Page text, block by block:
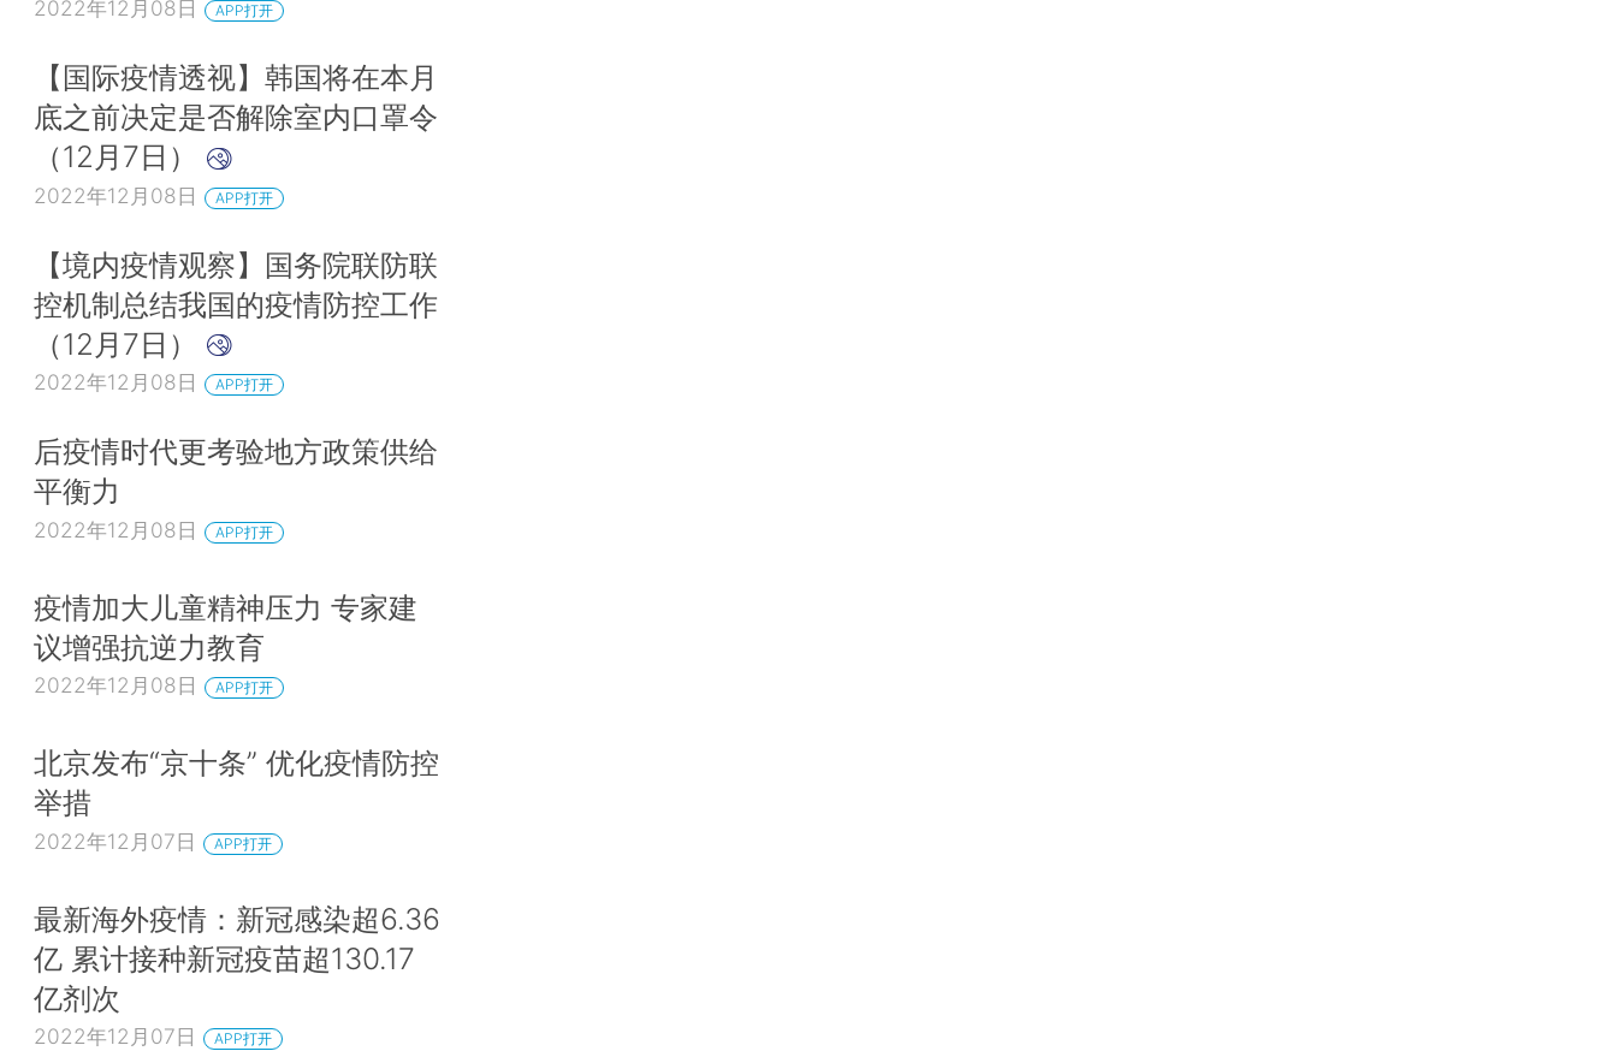
2022年12月08日 APP打开
【国际疫情透视】韩国将在本月
底之前决定是否解除室内口罩令
（12月7日）
2022年12月08日 APP打开
【境内疫情观察】国务院联防联
控机制总结我国的疫情防控工作
（12月7日）
2022年12月08日 APP打开
后疫情时代更考验地方政策供给
平衡力
2022年12月08日 APP打开
疫情加大儿童精神压力 专家建
议增强抗逆力教育
2022年12月08日 APP打开
北京发布“京十条” 优化疫情防控
举措
2022年12月07日 APP打开
最新海外疫情：新冠感染超6.36
亿 累计接种新冠疫苗超130.17
亿剂次
2022年12月07日 APP打开